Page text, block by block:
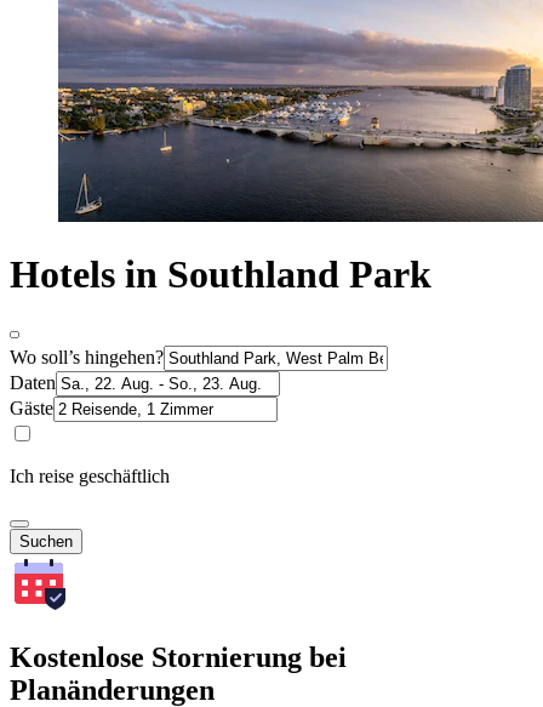
Hotels in Southland Park
Wo soll’s hingehen?
Daten
Gäste
Ich reise geschäftlich
Suchen
Kostenlose Stornierung bei
Planänderungen